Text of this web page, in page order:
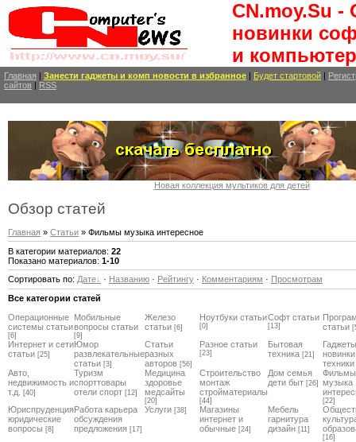
CN.moy.Su
новинки
и
Главная | Занести гаджеты и комп новости в избранное | Будет стартовой |
сайтов | RSS
Новая коллекция мультиков для детей
Обзор статей
Главная » Статьи » Фильмы музыка интересное
В категории материалов: 22
Показано материалов: 1-10
Сортировать по: Дате · Названию · Рейтингу · Комментариям · Просмотрам
Все категории статей
Операционные
системы статьи
[6]
Мобильные
вопросы статьи
[9]
Железо
статьи [6]
Ноутбуки статьи
[0]
Софт статьи
[13]
статьи
Интернет и сети
статьи [25]
Юмор
развлекательные
статьи [3]
Статьи
разных
авторов [56]
Разное статьи
[23]
Бытовая
техника [21]
новинки
техники
Авто,
недвижимость и
т.д.
[40]
Туризм
спорттовары
отели спорт [12]
Медицина
здоровье
медсайты
[20]
Строительство
монтаж
стройматериалы
[44]
Дом семья
дети быт [26]
Фильмы
музыка
[22]
Юриспруденция
юридические
вопросы [8]
Работа карьера
обсуждения
предложения [17]
Услуги [38]
Магазины
интернет и
обычные [24]
Мебель
гарнитура
дизайн [11]
[16]